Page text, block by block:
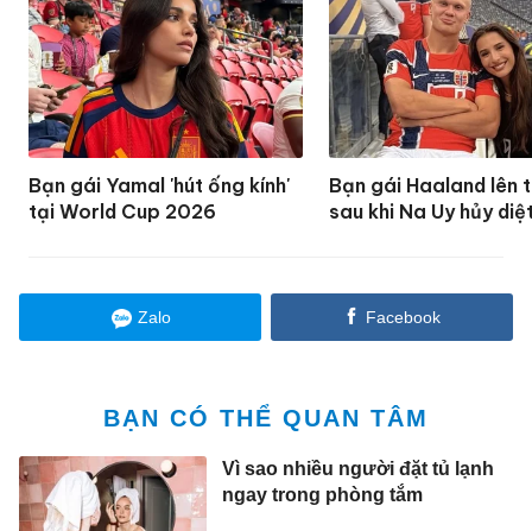
Bạn gái Yamal 'hút ống kính'
tại World Cup 2026
Bạn gái Haaland lên
sau khi Na Uy hủy
Zalo Facebook
BẠN CÓ THỂ QUAN TÂM
Vì sao nhiều người đặt tủ lạnh
ngay trong phòng tắm